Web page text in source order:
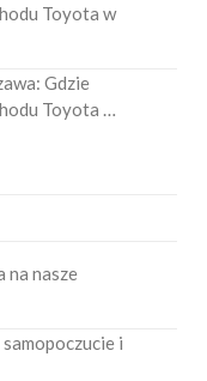
Toyota w
Gdzie
Toyota …
na nasze
i